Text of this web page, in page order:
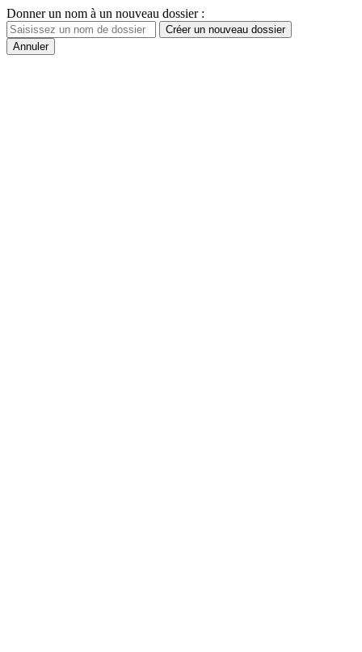
Donner un nom à un nouveau dossier :
Créer un nouveau dossier
Annuler